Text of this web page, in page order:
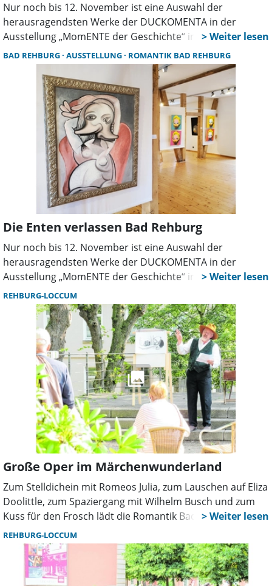
Nur noch bis 12. November ist eine Auswahl der
herausragendsten Werke der DUCKOMENTA in der
Ausstellung „MomENTE der Geschichte“ in der Romantik
Bad Rehburg zu sehen. Ob Duckfretete, Mona Lisa oder
Che Duckevara, Klassisches oder Modernes: (Ikonische)
Meisterwerke der vergangenen drei Jahrtausende werden
in einer frischen Neuinterpretation präsentiert und
halten dem Ernst der großen Geschichte für einen
Moment ein Augenzwinkern entgegen. Foto: privat
BAD REHBURG AUSSTELLUNG ROMANTIK BAD REHBURG
Die Enten verlassen Bad Rehburg
Nur noch bis 12. November ist eine Auswahl der
herausragendsten Werke der DUCKOMENTA in der
Ausstellung „MomENTE der Geschichte“ in der Romantik
Bad Rehburg zu sehen. Ob Duckfretete, Mona Lisa oder
Che Duckevara, Klassisches oder Modernes: (Ikonische)
Meisterwerke der vergangenen drei Jahrtausende werden
in einer frischen Neuinterpretation präsentiert und
halten dem Ernst der großen Geschichte für einen
Moment ein Augenzwinkern entgegen. Foto: privat
REHBURG-LOCCUM
Große Oper im Märchenwunderland
Zum Stelldichein mit Romeos Julia, zum Lauschen auf Eliza
Doolittle, zum Spaziergang mit Wilhelm Busch und zum
Kuss für den Frosch lädt die Romantik Bad Rehburg für
Sonnabend, 4. September, und Sonntag, 5. September,
ein. Von Musicalmelodien bis zu Märchenerzählungen
erstreckt sich das Programm am Wochenende rund um
den Entdeckertag der Region Hannover.
REHBURG-LOCCUM